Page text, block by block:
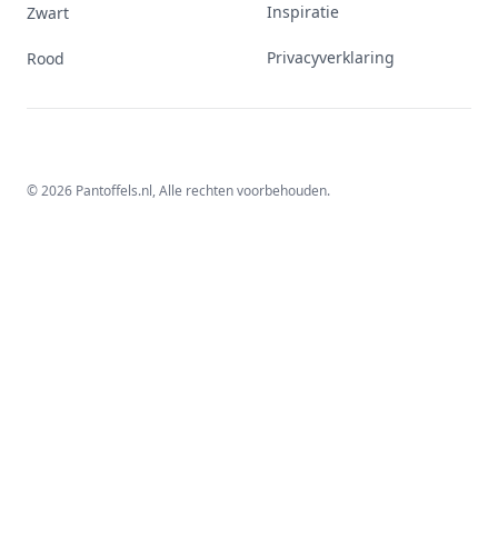
Zwart
Rood
Inspiratie
Privacyverklaring
© 2026 Pantoffels.nl, Alle rechten voorbehouden.